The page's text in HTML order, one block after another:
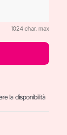
1024 char. max
la disponibilità